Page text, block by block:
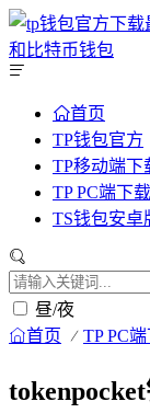
首页
TP钱包官方
TP移动端下
TP PC端下载
TS钱包安卓
昼/夜
首页 TP PC